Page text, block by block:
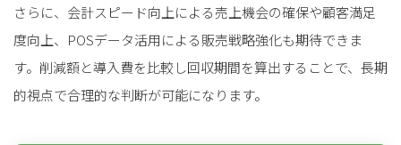
さらに、会計スピード向上による売上機会の確保や顧客満足
度向上、POSデータ活用による販売戦略強化も期待できま
す。削減額と導入費を比較し回収期間を算出することで、長期
的視点で合理的な判断が可能になります。